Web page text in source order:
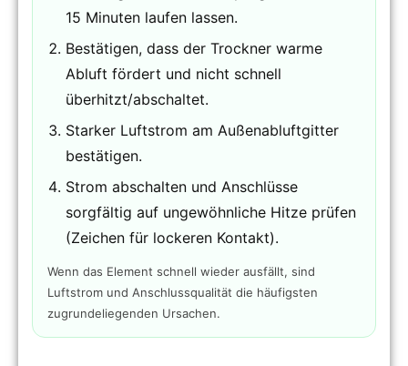
15 Minuten laufen lassen.
Bestätigen, dass der Trockner warme
Abluft fördert und nicht schnell
überhitzt/abschaltet.
Starker Luftstrom am Außenabluftgitter
bestätigen.
Strom abschalten und Anschlüsse
sorgfältig auf ungewöhnliche Hitze prüfen
(Zeichen für lockeren Kontakt).
Wenn das Element schnell wieder ausfällt, sind
Luftstrom und Anschlussqualität die häufigsten
zugrundeliegenden Ursachen.